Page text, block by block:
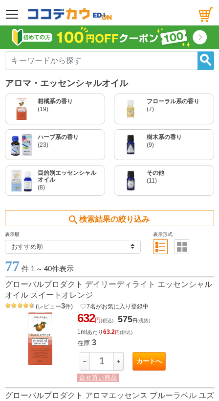
メニュー
アロマ・エッセンシャルオイル
柑橘系の香り
(19)
フローラル系の香り
(7)
ハーブ系の香り
(23)
樹木系の香り
(9)
目的別エッセンシャル
オイル
(8)
その他
(11)
search 検索結果の絞り込み
表示順 表示形式
77 件 1 ～ 40件表示
グローバルプロダクト デイリーディライト エッセンシャル
オイル スイートオレンジ
(レビュー3件) favorite_border7名がお気に入り登録中
632円(税込) 575円(税抜)
1mlあたり63.2円(税込)
在庫:3
－ ＋ カートへ
合せ買い商品
グローバルプロダクト アロマエッセンス ブルーラベル ユズ